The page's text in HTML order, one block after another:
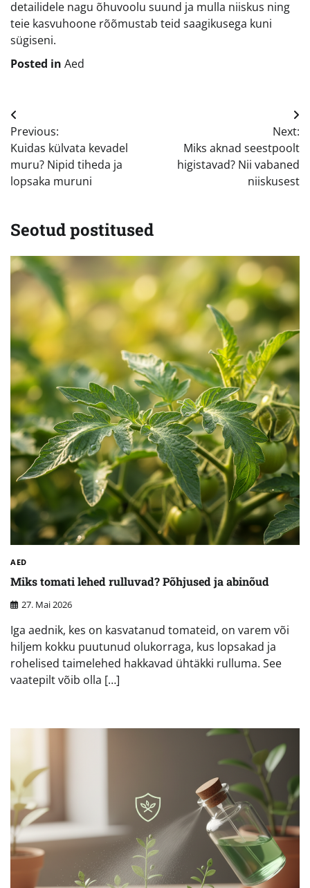
detailidele nagu õhuvoolu suund ja mulla niiskus ning
teie kasvuhoone rõõmustab teid saagikusega kuni
sügiseni.
Posted in Aed
Navigeerimine
Previous:
Kuidas külvata kevadel
muru? Nipid tiheda ja
lopsaka muruni
Next:
Miks aknad seestpoolt
higistavad? Nii vabaned
niiskusest
Seotud postitused
AED
Miks tomati lehed rulluvad? Põhjused ja abinõud
27. Mai 2026
Iga aednik, kes on kasvatanud tomateid, on varem või
hiljem kokku puutunud olukorraga, kus lopsakad ja
rohelised taimelehed hakkavad ühtäkki rulluma. See
vaatepilt võib olla […]